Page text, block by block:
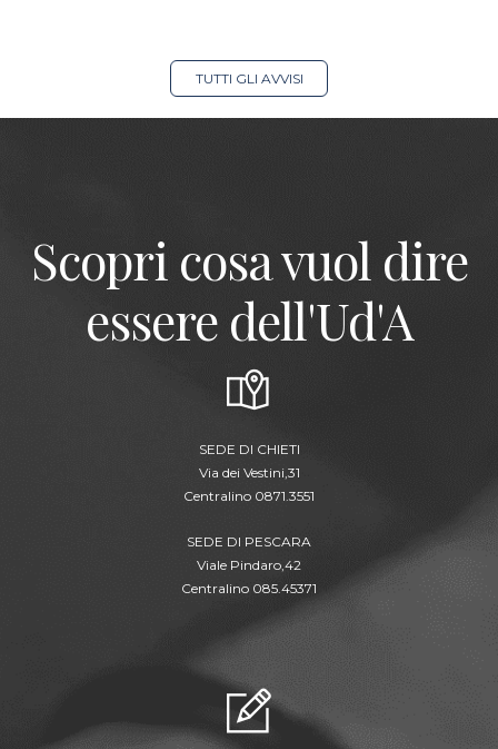
TUTTI GLI AVVISI
Scopri cosa vuol dire
essere dell'Ud'A
SEDE DI CHIETI
Via dei Vestini,31
Centralino 0871.3551
SEDE DI PESCARA
Viale Pindaro,42
Centralino 085.45371